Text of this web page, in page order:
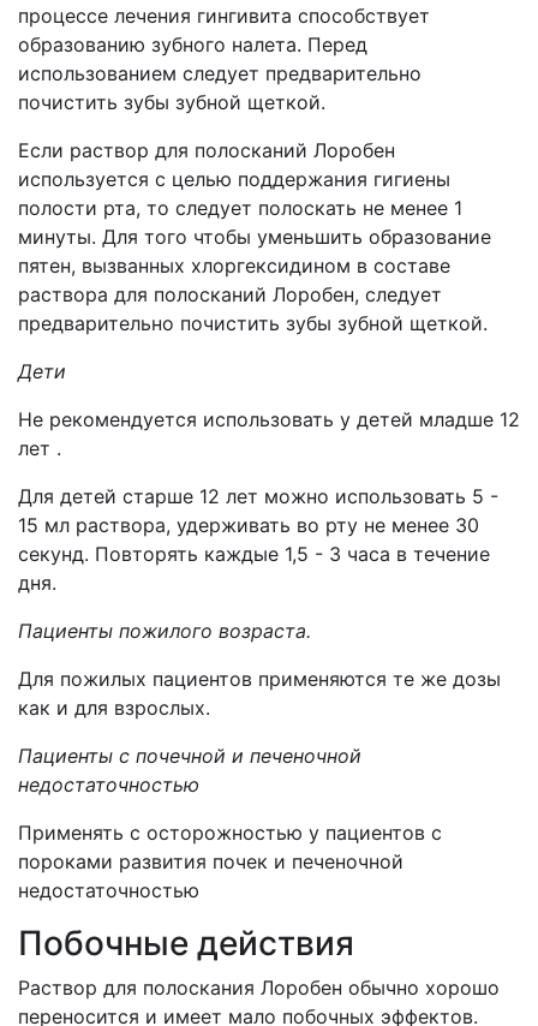
процессе лечения гингивита способствует
образованию зубного налета. Перед
использованием следует предварительно
почистить зубы зубной щеткой.
Если раствор для полосканий Лоробен
используется с целью поддержания гигиены
полости рта, то следует полоскать не менее 1
минуты. Для того чтобы уменьшить образование
пятен, вызванных хлоргексидином в составе
раствора для полосканий Лоробен, следует
предварительно почистить зубы зубной щеткой.
Дети
Не рекомендуется использовать у детей младше 12
лет .
Для детей старше 12 лет можно использовать 5 -
15 мл раствора, удерживать во рту не менее 30
секунд. Повторять каждые 1,5 - 3 часа в течение
дня.
Пациенты пожилого возраста.
Для пожилых пациентов применяются те же дозы
как и для взрослых.
Пациенты с почечной и печеночной
недостаточностью
Применять с осторожностью у пациентов с
пороками развития почек и печеночной
недостаточностью
Побочные действия
Раствор для полоскания Лоробен обычно хорошо
переносится и имеет мало побочных эффектов.